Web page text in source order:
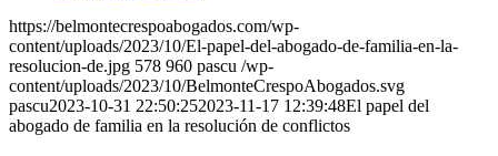
https://belmontecrespoabogados.com/wp-
content/uploads/2023/10/El-papel-del-abogado-de-familia-en-la-
resolucion-de.jpg 578 960 pascu /wp-
content/uploads/2023/10/BelmonteCrespoAbogados.svg
pascu2023-10-31 22:50:252023-11-17 12:39:48El papel del
abogado de familia en la resolución de conflictos